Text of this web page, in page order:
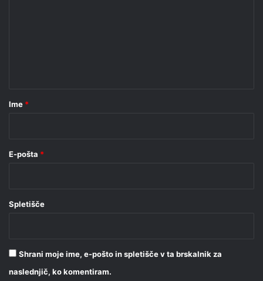
rIme *
E-pošta *
Spletišče
Shrani moje ime, e-pošto in spletišče v ta brskalnik za
naslednjič, ko komentiram.